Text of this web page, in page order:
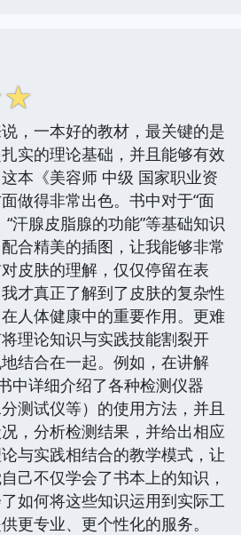
☆
，一本好的教材，最关键的是
实的理论基础，并且能够有效
本《美容师 中级 国家职业资
做得非常出色。书中对于“面
汗腺皮脂腺的功能”等基础知识
合精美的插图，让我能够非常
皮肤的理解，仅仅停留在表
才真正了解到了皮肤的复杂性
人体健康中的重要作用。更难
理论知识与实践技能割裂开
结合在一起。例如，在讲解
中详细介绍了各种检测仪器
测试仪等）的使用方法，并且
，分析检测结果，并给出相应
与实践相结合的教学模式，让
己不仅学会了书本上的知识，
如何将这些知识运用到实际工
更专业、更个性化的服务。